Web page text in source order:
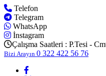
Telefon
Telegram
WhatsApp
İnstagram
Çalışma Saatleri : P.Tesi -
Bizi Arayın 0 322 422 56 76